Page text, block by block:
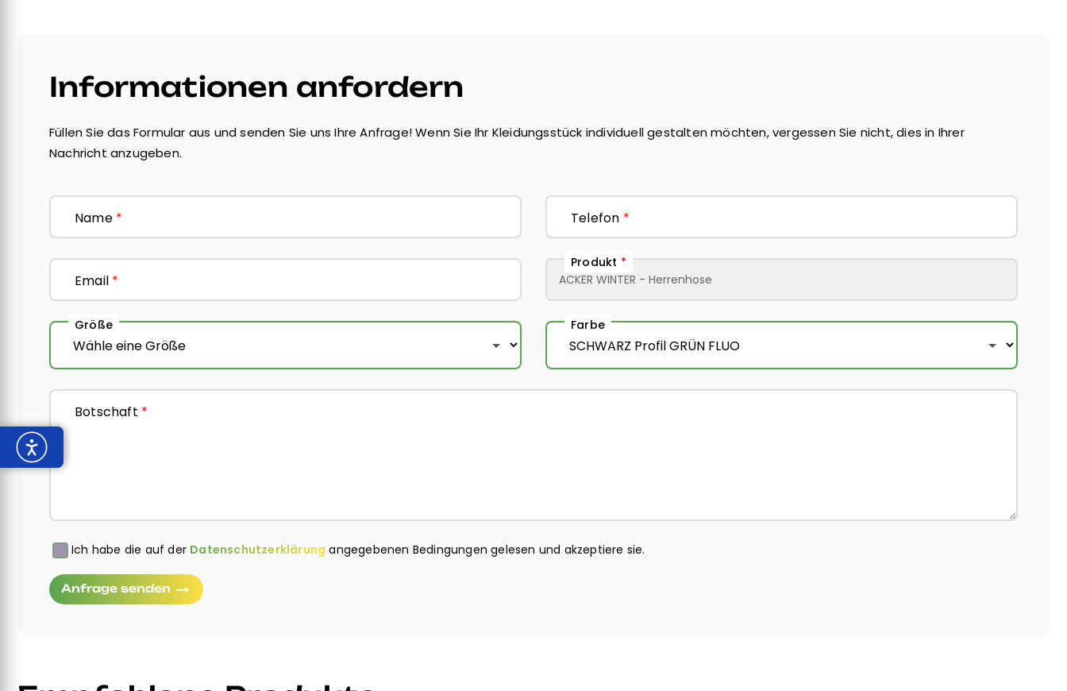
Informationen anfordern
Füllen Sie das Formular aus und senden Sie uns Ihre Anfrage! Wenn Sie Ihr Kleidungsstück individuell gestalten möchten, vergessen Sie nicht, dies in Ihrer
Nachricht anzugeben.
Name * Telefon *
Email *
Produkt *
Größe Farbe
Botschaft *
Obbligatorio
Ich habe die auf der Datenschutzerklärung angegebenen Bedingungen gelesen und akzeptiere sie.
Anfrage senden